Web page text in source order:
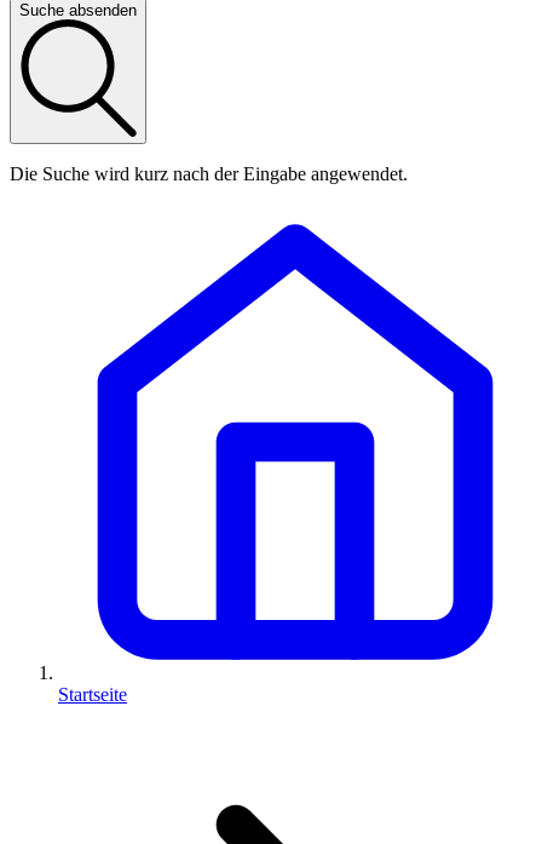
Suche absenden
Die Suche wird kurz nach der Eingabe angewendet.
Startseite